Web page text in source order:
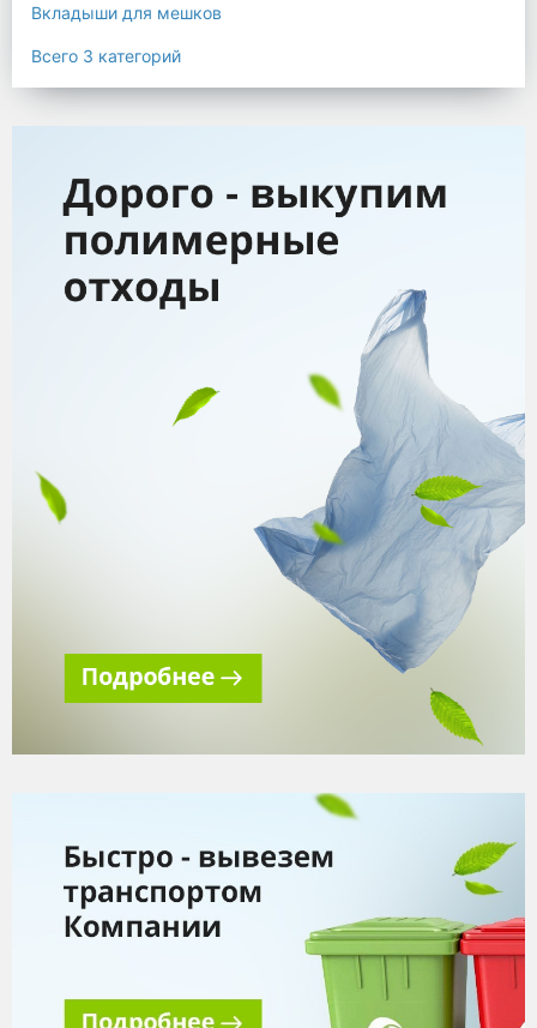
Вкладыши для мешков
Всего 3 категорий